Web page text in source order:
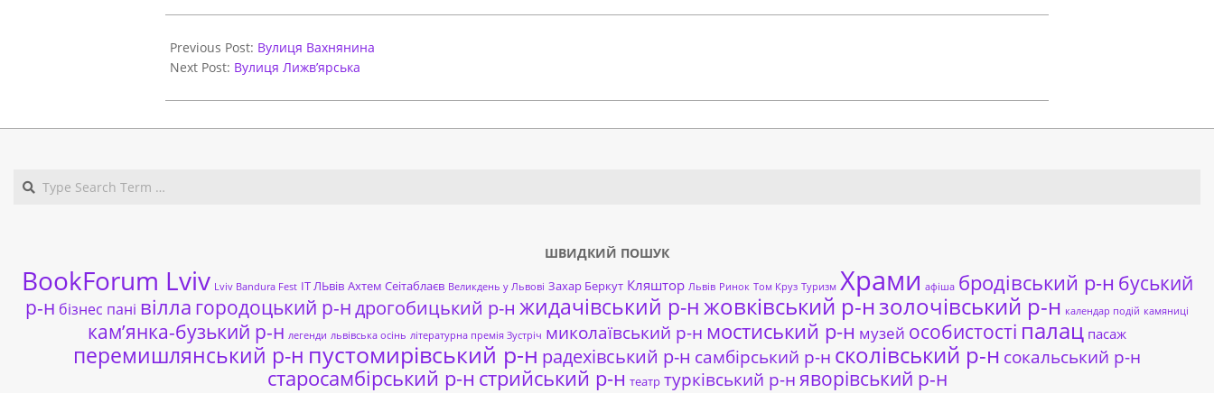
05-
31
Previous Post: Вулиця Вахнянина
Next Post: Вулиця Лижв’ярська
ШВИДКИЙ ПОШУК
BookForum Lviv Lviv Bandura Fest ІТ ЛЬвів Ахтем Сеітаблаєв Великдень у Львові Захар Беркут Кляштор Львів Ринок Том Круз Туризм Храми афіша бродівський р-н буський
р-н бізнес пані вілла городоцький р-ндрогобицький р-н жидачівський р-нжовківський р-нзолочівський р-н календар подій камяниці
кам’янка-бузький р-н легенди львівська осінь літературна премія Зустріч миколаївський р-н мостиський р-н музей особистості палац пасаж
перемишлянський р-н пустомирівський р-н радехівський р-н самбірський р-н сколівський р-н сокальський р-н
старосамбірський р-н стрийський р-н театр турківський р-н яворівський р-н